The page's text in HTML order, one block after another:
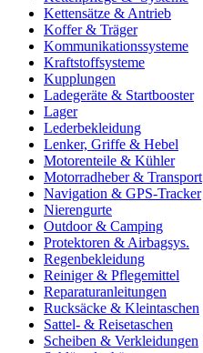
Kettensätze & Antrieb
Koffer & Träger
Kommunikationssysteme
Kraftstoffsysteme
Kupplungen
Ladegeräte & Startbooster
Lager
Lederbekleidung
Lenker, Griffe & Hebel
Motorenteile & Kühler
Motorradheber & Transport
Navigation & GPS-Tracker
Nierengurte
Outdoor & Camping
Protektoren & Airbagsys.
Regenbekleidung
Reiniger & Pflegemittel
Reparaturanleitungen
Rucksäcke & Kleintaschen
Sattel- & Reisetaschen
Scheiben & Verkleidungen